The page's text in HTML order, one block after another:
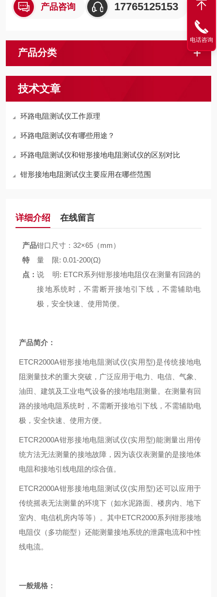
产品咨询 17765125153
产品分类
技术文章
环路电阻测试仪工作原理
环路电阻测试仪有哪些用途？
环路电阻测试仪和钳形接地电阻测试仪的区别对比
钳形接地电阻测试仪主要应用在哪些范围
详细介绍 在线留言
产品
特
点：
钳口尺寸：32×65（mm）
量 限: 0.01-200(Ω)
说 明: ETCR系列钳形接地电阻仪在测量有回路的
接地系统时，不需断开接地引下线，不需辅助电
极，安全快速、使用简便。
产品简介：
ETCR2000A钳形接地电阻测试仪(实用型)是传统接地电
阻测量技术的重大突破，广泛应用于电力、电信、气象、
油田、建筑及工业电气设备的接地电阻测量。在测量有回
路的接地电阻系统时，不需断开接地引下线，不需辅助电
极，安全快速、使用方便。
ETCR2000A钳形接地电阻测试仪(实用型)能测量出用传
统方法无法测量的接地故障，因为该仪表测量的是接地体
电阻和接地引线电阻的综合值。
ETCR2000A钳形接地电阻测试仪(实用型)还可以应用于
传统摇表无法测量的环境下（如水泥路面、楼房内、地下
室内、电信机房内等等）。其中ETCR2000系列钳形接地
电阻仪（多功能型）还能测量接地系统的泄露电流和中性
线电流。
一般规格：
电话咨询